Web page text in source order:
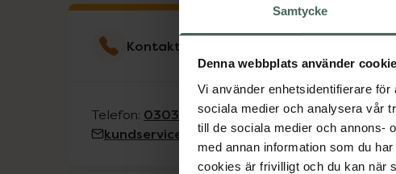
Samtycke
Denna webbplats använder
Vi använder enhetsidentifierare
sociala medier och analysera vår
till de sociala medier och annons-
med annan information som du
cookies är frivilligt och du kan när
Kontakta kundservice
Telefon: 0303-58380
kundservice@kronansapotek.se